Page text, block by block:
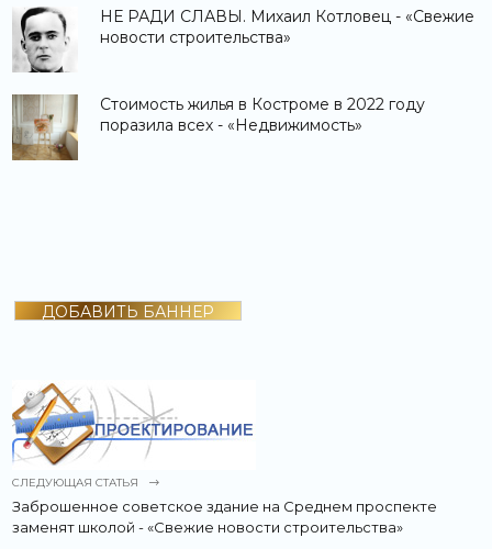
НЕ РАДИ СЛАВЫ. Михаил Котловец - «Свежие
новости строительства»
Стоимость жилья в Костроме в 2022 году
поразила всех - «Недвижимость»
ДОБАВИТЬ БАННЕР
СЛЕДУЮЩАЯ СТАТЬЯ
Заброшенное советское здание на Среднем проспекте
заменят школой - «Свежие новости строительства»